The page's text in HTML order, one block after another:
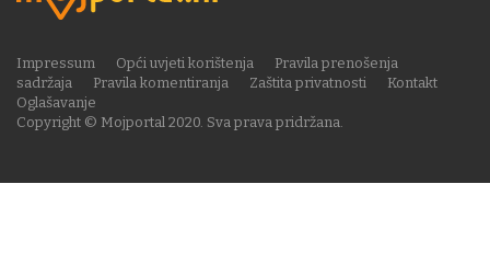
Copyright © Mojportal 2020. Sva prava pridržana.
Impressum Opći uvjeti korištenja
Pravila prenošenja
sadržaja
Pravila komentiranja Zaštita privatnosti
Kontakt
Oglašavanje